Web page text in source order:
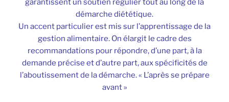
garantissent un soutien régulier tout au long de la
démarche diététique.
Un accent particulier est mis sur l’apprentissage de la
gestion alimentaire. On élargit le cadre des
recommandations pour répondre, d’une part, à la
demande précise et d’autre part, aux spécificités de
l’aboutissement de la démarche. « L’après se prépare
avant »